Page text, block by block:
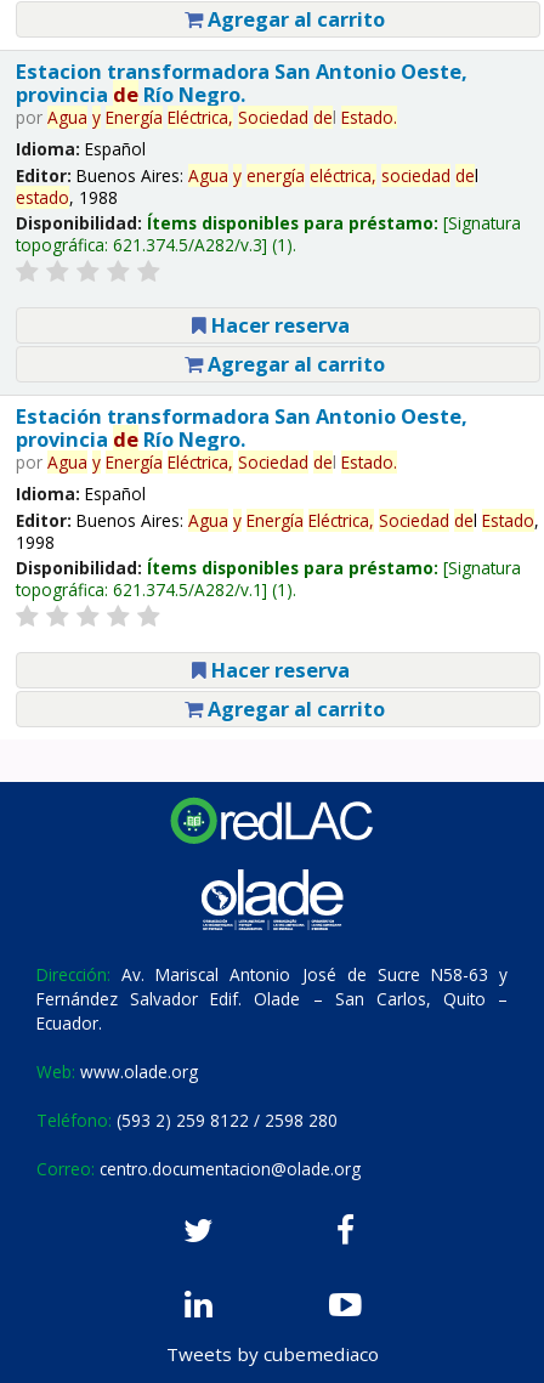
Agregar al carrito
Estacion transformadora San Antonio Oeste,
provincia deRío Negro.
por Agua y Energía Eléctrica, Sociedad del Estado.
Idioma: Español
Editor: Buenos Aires: Agua y energía eléctrica, sociedad del
estado, 1988
Disponibilidad: Ítems disponibles para préstamo: Signatura
topográfica: 621.374.5/A282/v.3 (1).
Hacer reserva
Agregar al carrito
Estación transformadora San Antonio Oeste,
provincia deRío Negro.
por Agua y Energía Eléctrica, Sociedad del Estado.
Idioma: Español
Editor: Buenos Aires: Agua y Energía Eléctrica, Sociedad del Estado,
1998
Disponibilidad: Ítems disponibles para préstamo: Signatura
topográfica: 621.374.5/A282/v.1 (1).
Hacer reserva
Agregar al carrito
Dirección: Av. Mariscal Antonio José de Sucre N58-63 y
Fernández Salvador Edif. Olade – San Carlos, Quito –
Ecuador.
Web: www.olade.org
Teléfono: (593 2) 259 8122 / 2598 280
Correo: centro.documentacion@olade.org
Tweets by cubemediaco